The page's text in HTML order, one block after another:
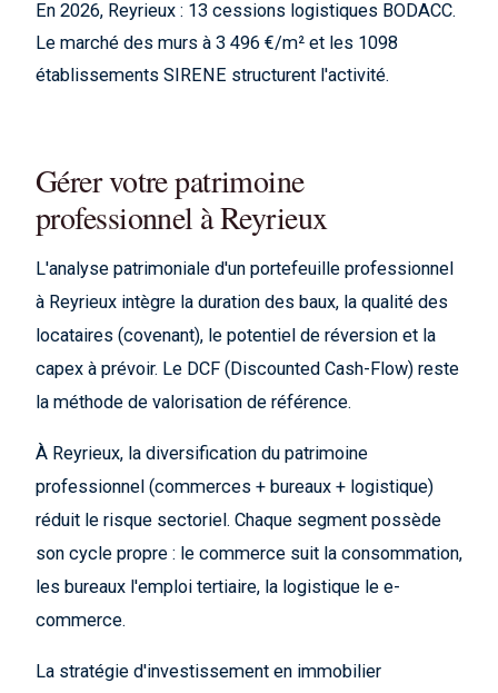
En 2026, Reyrieux : 13 cessions logistiques BODACC.
Le marché des murs à 3 496 €/m² et les 1098
établissements SIRENE structurent l'activité.
Gérer votre patrimoine
professionnel à Reyrieux
L'analyse patrimoniale d'un portefeuille professionnel
à Reyrieux intègre la duration des baux, la qualité des
locataires (covenant), le potentiel de réversion et la
capex à prévoir. Le DCF (Discounted Cash-Flow) reste
la méthode de valorisation de référence.
À Reyrieux, la diversification du patrimoine
professionnel (commerces + bureaux + logistique)
réduit le risque sectoriel. Chaque segment possède
son cycle propre : le commerce suit la consommation,
les bureaux l'emploi tertiaire, la logistique le e-
commerce.
La stratégie d'investissement en immobilier